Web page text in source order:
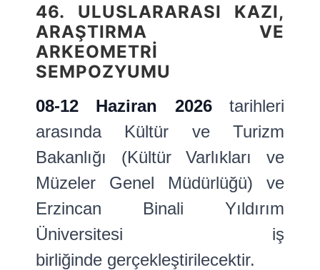
46. ULUSLARARASI KAZI,
ARAŞTIRMA VE
ARKEOMETRİ
SEMPOZYUMU
08-12 Haziran 2026tarihleri
arasında Kültür ve Turizm
Bakanlığı (Kültür Varlıkları ve
Müzeler Genel Müdürlüğü) ve
Erzincan Binali Yıldırım
Üniversitesi iş
birliğinde gerçekleştirilecektir.